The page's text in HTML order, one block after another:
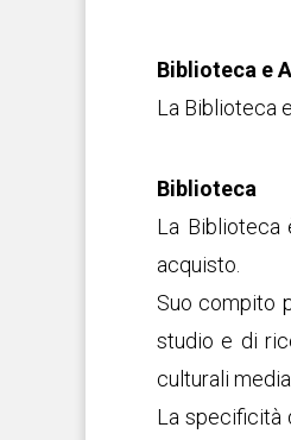
Biblioteca e
La Biblioteca
Biblioteca
La Biblioteca
acquisto.
Suo compito
studio e di
culturali
La specificità